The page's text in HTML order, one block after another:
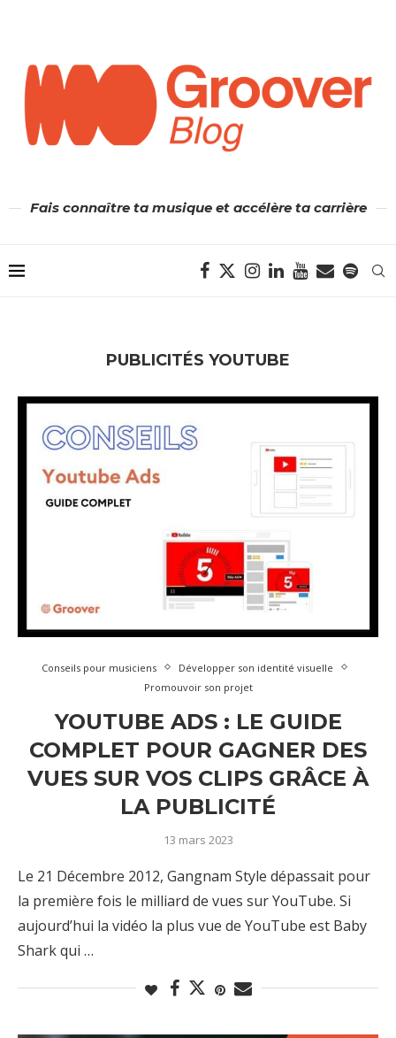
Fais connaître ta musique et accélère ta carrière
PUBLICITÉS YOUTUBE
Conseils pour musiciens
Développer son identité visuelle
Promouvoir son projet
YOUTUBE ADS : LE GUIDE
COMPLET POUR GAGNER DES
VUES SUR VOS CLIPS GRÂCE À
LA PUBLICITÉ
13 mars 2023
Le 21 Décembre 2012, Gangnam Style dépassait pour
la première fois le milliard de vues sur YouTube. Si
aujourd’hui la vidéo la plus vue de YouTube est Baby
Shark qui …